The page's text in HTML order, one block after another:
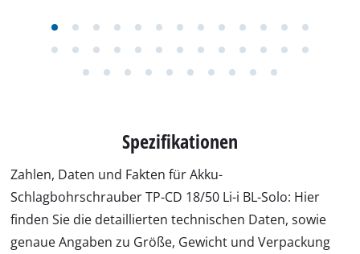
Spezifikationen
Zahlen, Daten und Fakten für Akku-
Schlagbohrschrauber TP-CD 18/50 Li-i BL-Solo: Hier
finden Sie die detaillierten technischen Daten, sowie
genaue Angaben zu Größe, Gewicht und Verpackung